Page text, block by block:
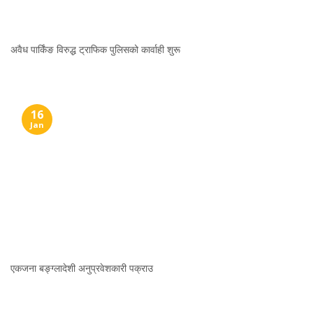
अवैध पार्किंङ विरुद्ध ट्राफिक पुलिसको कार्वाही शुरू
एकजना बङ्ग्लादेशी अनुप्रवेशकारी पक्राउ
16
Jan